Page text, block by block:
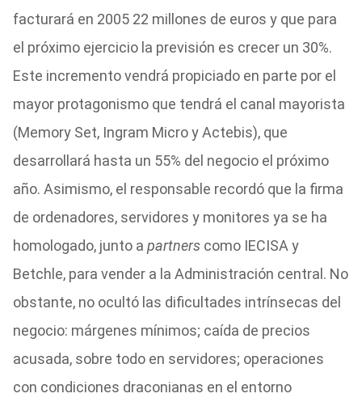
facturará en 2005 22 millones de euros y que para
el próximo ejercicio la previsión es crecer un 30%.
Este incremento vendrá propiciado en parte por el
mayor protagonismo que tendrá el canal mayorista
(Memory Set, Ingram Micro y Actebis), que
desarrollará hasta un 55% del negocio el próximo
año. Asimismo, el responsable recordó que la firma
de ordenadores, servidores y monitores ya se ha
homologado, junto a partnerscomo IECISA y
Betchle, para vender a la Administración central. No
obstante, no ocultó las dificultades intrínsecas del
negocio: márgenes mínimos; caída de precios
acusada, sobre todo en servidores; operaciones
con condiciones draconianas en el entorno